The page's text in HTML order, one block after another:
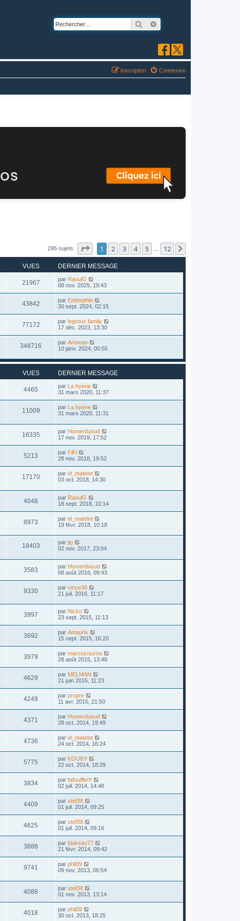
Rechercher
Connexion
Inscription
295 sujets Page sur12
1 2 3 4 5 12
VUES DERNIER MESSAGE
21967 par RaoulG
08 nov. 2025, 19:43
43842 par Endorphin
30 sept. 2024, 02:15
77172 par legroux.family
17 déc. 2023, 13:30
348716 par Anowan
10 janv. 2024, 00:55
VUES DERNIER MESSAGE
4465 par
La hyène
31 mars 2020, 11:37
11009 par
La hyène
31 mars 2020, 11:31
16335 par Homerdusud
17 nov. 2019, 17:52
5213 par FiFi
28 nov. 2018, 19:52
17170 par el_matelot
03 oct. 2018, 14:30
4048 par RaoulG
18 sept. 2018, 10:14
8973 par el_matelot
19 févr. 2018, 10:18
18403 par jlp
02 nov. 2017, 23:04
3583 par Homerdusud
08 août 2016, 09:43
9330 par vince30
21 juil. 2016, 11:17
3997 par Nicko
23 sept. 2015, 11:13
3692 par Amaurix
15 sept. 2015, 16:20
3979 par marcozouzou
28 août 2015, 13:48
4629 par MELMAN
21 juin 2015, 11:23
4249 par propre
11 avr. 2015, 21:50
4371 par Homerdusud
28 oct. 2014, 19:49
4736 par el_matelot
24 oct. 2014, 16:24
5775 par KOUBY
22 oct. 2014, 18:29
3834 par fafouffle!!!
02 juil. 2014, 14:48
4409 par stef38
01 juil. 2014, 09:25
4625 par stef38
01 juil. 2014, 09:16
3888 par blaireau77
21 févr. 2014, 09:42
9741 par phil09
09 nov. 2013, 06:54
4088 par stef38
01 nov. 2013, 13:14
4018 par phil09
30 oct. 2013, 18:25